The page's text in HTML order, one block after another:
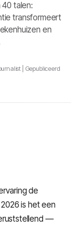
talen:
transformeert
en
| Gepubliceerd
de
is het een
—